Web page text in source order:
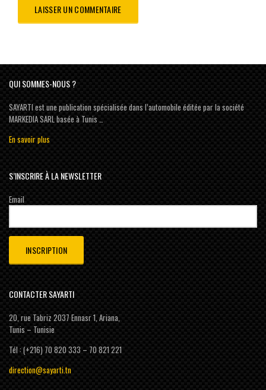
QUI SOMMES-NOUS ?
SAYARTI est une publication spécialisée dans l’automobile éditée par la société
MARKEDIA SARL basée à Tunis …
En savoir plus
S’INSCRIRE À LA NEWSLETTER
Email
CONTACTER SAYARTI
20, rue Tabriz 2037 Ennasr 1, Ariana,
Tunis – Tunisie
Tél : (+216) 70 820 333 – 70 821 221
direction@sayarti.tn